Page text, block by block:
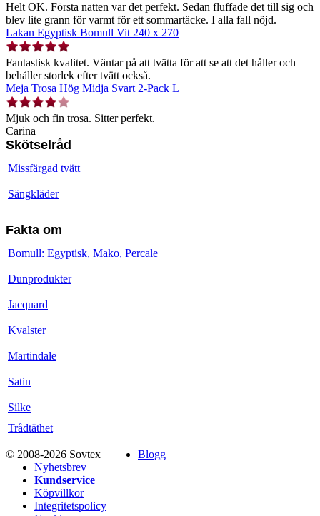
Helt OK. Första natten var det perfekt. Sedan fluffade det till sig och
blev lite grann för varmt för ett sommartäcke. I alla fall nöjd.
Lakan Egyptisk Bomull Vit 240 x 270
Fantastisk kvalitet. Väntar på att tvätta för att se att det håller och
behåller storlek efter tvätt också.
Meja Trosa Hög Midja Svart 2-Pack L
Mjuk och fin trosa. Sitter perfekt.
Carina
Skötselråd
Missfärgad tvätt
Sängkläder
Fakta om
Bomull: Egyptisk, Mako, Percale
Dunprodukter
Jacquard
Kvalster
Martindale
Satin
Silke
Trådtäthet
© 2008-2026 Sovtex
Blogg
Nyhetsbrev
Kundservice
Köpvillkor
Integritetspolicy